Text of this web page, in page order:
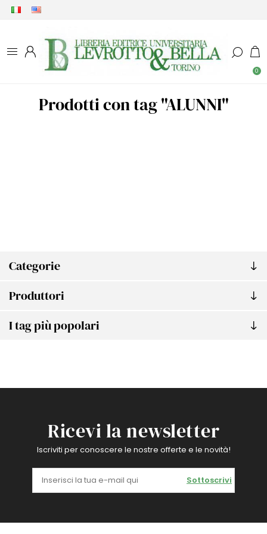
0
Categorie
Produttori
I tag più popolari
Prodotti con tag "ALUNNI"
Ricevi la newsletter
Iscriviti per conoscere le nostre offerte e le novità!
Sottoscrivi